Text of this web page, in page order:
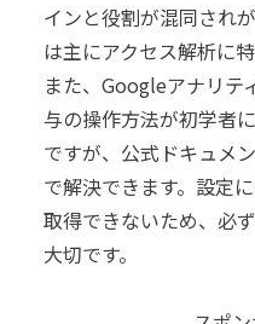
インと役割が混同され
は主にアクセス解析に
また、Googleアナリテ
与の操作方法が初学者
ですが、公式ドキュメ
で解決できます。設定
取得できないため、必
大切です。